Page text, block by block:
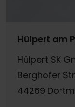
Hülpert am
Hülpert SK
Berghofer
44269